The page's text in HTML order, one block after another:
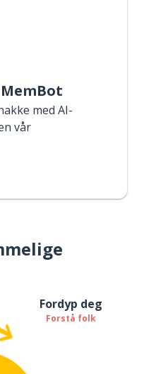
med AI-
vår
Fordyp deg
Forstå folk